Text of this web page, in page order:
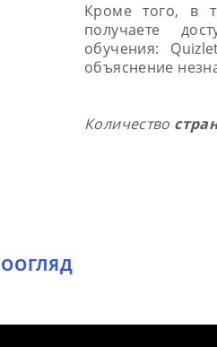
Кроме того, в
получаете
обучения:
объяснение
Количество